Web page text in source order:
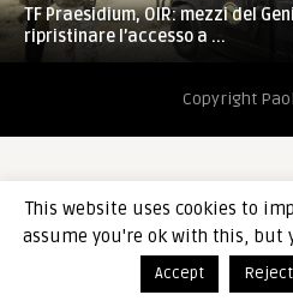
TF Praesidium, OIR: mezzi del
ripristinare l’accesso a ...
Copyright
This website uses cookies to
assume you're ok with this, but
Accept Reject